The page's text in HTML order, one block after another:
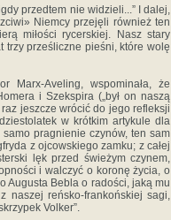
przedtem nie widzieli...” I dalej,
Niemcy przejęli również ten
miłości rycerskiej. Nasz stary
trzy prześliczne pieśni, które wolę
Marx-Aveling, wspominała, że
i Szekspira („był on naszą
raz jeszcze wrócić do jego refleksji
w krótkim artykule dla
samo pragnienie czynów, ten sam
z ojcowskiego zamku; z całej
lęk przed świeżym czynem,
i walczyć o koronę życia, o
Augusta Bebla o radości, jaką mu
naszej reńsko-frankońskiej sagi,
Volker”.